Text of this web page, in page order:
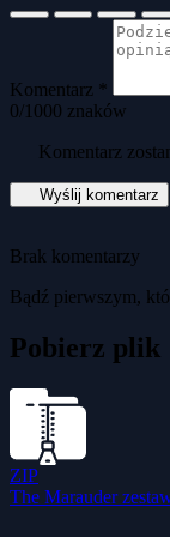
Komentarz *
0/1000 znaków
Komentarz
Wyślij komentarz
Brak komentarzy
Bądź pierwszym,
Pobierz plik
ZIP
The Marauder